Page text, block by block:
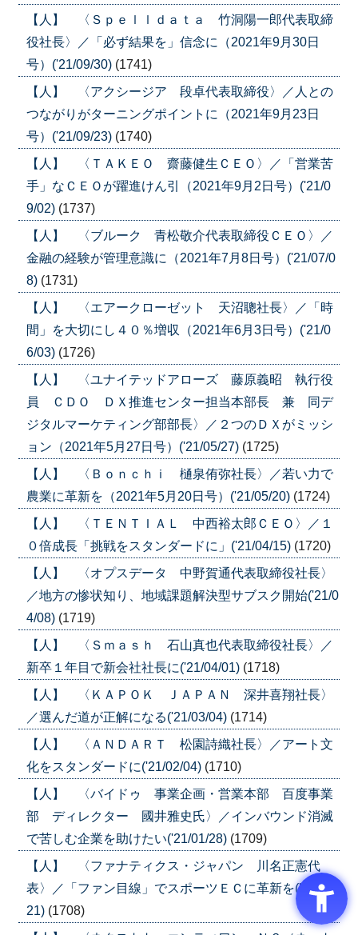
【人】 〈Ｓｐｅｌｌｄａｔａ 竹洞陽一郎代表取締
役社長〉／「必ず結果を」信念に（2021年9月30日
号）('21/09/30) (1741)
【人】 〈アクシージア 段卓代表取締役〉／人との
つながりがターニングポイントに（2021年9月23日
号）('21/09/23) (1740)
【人】 〈ＴＡＫＥＯ 齋藤健生ＣＥＯ〉／「営業苦
手」なＣＥＯが躍進けん引（2021年9月2日号）('21/0
9/02) (1737)
【人】 〈ブルーク 青松敬介代表取締役ＣＥＯ〉／
金融の経験が管理意識に（2021年7月8日号）('21/07/0
8) (1731)
【人】 〈エアークローゼット 天沼聰社長〉／「時
間」を大切にし４０％増収（2021年6月3日号）('21/0
6/03) (1726)
【人】 〈ユナイテッドアローズ 藤原義昭 執行役
員 ＣＤＯ ＤＸ推進センター担当本部長 兼 同デ
ジタルマーケティング部部長〉／２つのＤＸがミッシ
ョン（2021年5月27日号）('21/05/27) (1725)
【人】 〈Ｂｏｎｃｈｉ 樋泉侑弥社長〉／若い力で
農業に革新を（2021年5月20日号）('21/05/20) (1724)
【人】 〈ＴＥＮＴＩＡＬ 中西裕太郎ＣＥＯ〉／１
０倍成長「挑戦をスタンダードに」('21/04/15) (1720)
【人】 〈オプスデータ 中野賀通代表取締役社長〉
／地方の惨状知り、地域課題解決型サブスク開始('21/0
4/08) (1719)
【人】 〈Ｓｍａｓｈ 石山真也代表取締役社長〉／
新卒１年目で新会社社長に('21/04/01) (1718)
【人】 〈ＫＡＰＯＫ ＪＡＰＡＮ 深井喜翔社長〉
／選んだ道が正解になる('21/03/04) (1714)
【人】 〈ＡＮＤＡＲＴ 松園詩織社長〉／アート文
化をスタンダードに('21/02/04) (1710)
【人】 〈バイドゥ 事業企画・営業本部 百度事業
部 ディレクター 國井雅史氏〉／インバウンド消滅
で苦しむ企業を助けたい('21/01/28) (1709)
【人】 〈ファナティクス・ジャパン 川名正憲代
表〉／「ファン目線」でスポーツＥＣに革新を('21/01/
21) (1708)